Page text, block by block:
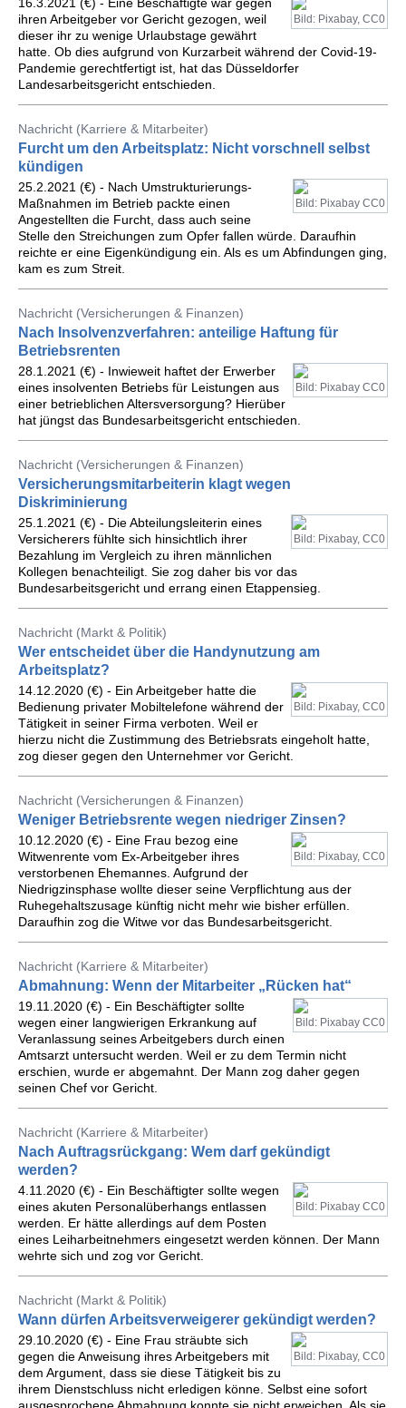
Bild: Pixabay, CC0
ihren Arbeitgeber vor Gericht gezogen, weil
dieser ihr zu wenige Urlaubstage gewährt
hatte. Ob dies aufgrund von Kurzarbeit während der Covid-19-
Pandemie gerechtfertigt ist, hat das Düsseldorfer
Landesarbeitsgericht entschieden.
Nachricht (Karriere & Mitarbeiter)
Furcht um den Arbeitsplatz: Nicht vorschnell selbst
kündigen
Bild: Pixabay CC0
25.2.2021 (€) - Nach Umstrukturierungs-
Maßnahmen im Betrieb packte einen
Angestellten die Furcht, dass auch seine
Stelle den Streichungen zum Opfer fallen würde. Daraufhin
reichte er eine Eigenkündigung ein. Als es um Abfindungen ging,
kam es zum Streit.
Nachricht (Versicherungen & Finanzen)
Nach Insolvenzverfahren: anteilige Haftung für
Betriebsrenten
Bild: Pixabay CC0
28.1.2021 (€) - Inwieweit haftet der Erwerber
eines insolventen Betriebs für Leistungen aus
einer betrieblichen Altersversorgung? Hierüber
hat jüngst das Bundesarbeitsgericht entschieden.
Nachricht (Versicherungen & Finanzen)
Versicherungsmitarbeiterin klagt wegen
Diskriminierung
Bild: Pixabay, CC0
25.1.2021 (€) - Die Abteilungsleiterin eines
Versicherers fühlte sich hinsichtlich ihrer
Bezahlung im Vergleich zu ihren männlichen
Kollegen benachteiligt. Sie zog daher bis vor das
Bundesarbeitsgericht und errang einen Etappensieg.
Nachricht (Markt & Politik)
Wer entscheidet über die Handynutzung am
Arbeitsplatz?
Bild: Pixabay, CC0
14.12.2020 (€) - Ein Arbeitgeber hatte die
Bedienung privater Mobiltelefone während der
Tätigkeit in seiner Firma verboten. Weil er
hierzu nicht die Zustimmung des Betriebsrats eingeholt hatte,
zog dieser gegen den Unternehmer vor Gericht.
Nachricht (Versicherungen & Finanzen)
Weniger Betriebsrente wegen niedriger Zinsen?
Bild: Pixabay, CC0
10.12.2020 (€) - Eine Frau bezog eine
Witwenrente vom Ex-Arbeitgeber ihres
verstorbenen Ehemannes. Aufgrund der
Niedrigzinsphase wollte dieser seine Verpflichtung aus der
Ruhegehaltszusage künftig nicht mehr wie bisher erfüllen.
Daraufhin zog die Witwe vor das Bundesarbeitsgericht.
Nachricht (Karriere & Mitarbeiter)
Abmahnung: Wenn der Mitarbeiter „Rücken hat“
Bild: Pixabay CC0
19.11.2020 (€) - Ein Beschäftigter sollte
wegen einer langwierigen Erkrankung auf
Veranlassung seines Arbeitgebers durch einen
Amtsarzt untersucht werden. Weil er zu dem Termin nicht
erschien, wurde er abgemahnt. Der Mann zog daher gegen
seinen Chef vor Gericht.
Nachricht (Karriere & Mitarbeiter)
Nach Auftragsrückgang: Wem darf gekündigt
werden?
Bild: Pixabay CC0
4.11.2020 (€) - Ein Beschäftigter sollte wegen
eines akuten Personalüberhangs entlassen
werden. Er hätte allerdings auf dem Posten
eines Leiharbeitnehmers eingesetzt werden können. Der Mann
wehrte sich und zog vor Gericht.
Nachricht (Markt & Politik)
Wann dürfen Arbeitsverweigerer gekündigt werden?
Bild: Pixabay, CC0
29.10.2020 (€) - Eine Frau sträubte sich
gegen die Anweisung ihres Arbeitgebers mit
dem Argument, dass sie diese Tätigkeit bis zu
ihrem Dienstschluss nicht erledigen könne. Selbst eine sofort